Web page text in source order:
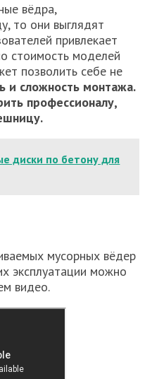
вёдра,
то они выглядят
привлекает
стоимость моделей
позволить себе не
и сложность монтажа.
профессионалу,
диски по бетону для
мусорных вёдер
эксплуатации можно
видео.